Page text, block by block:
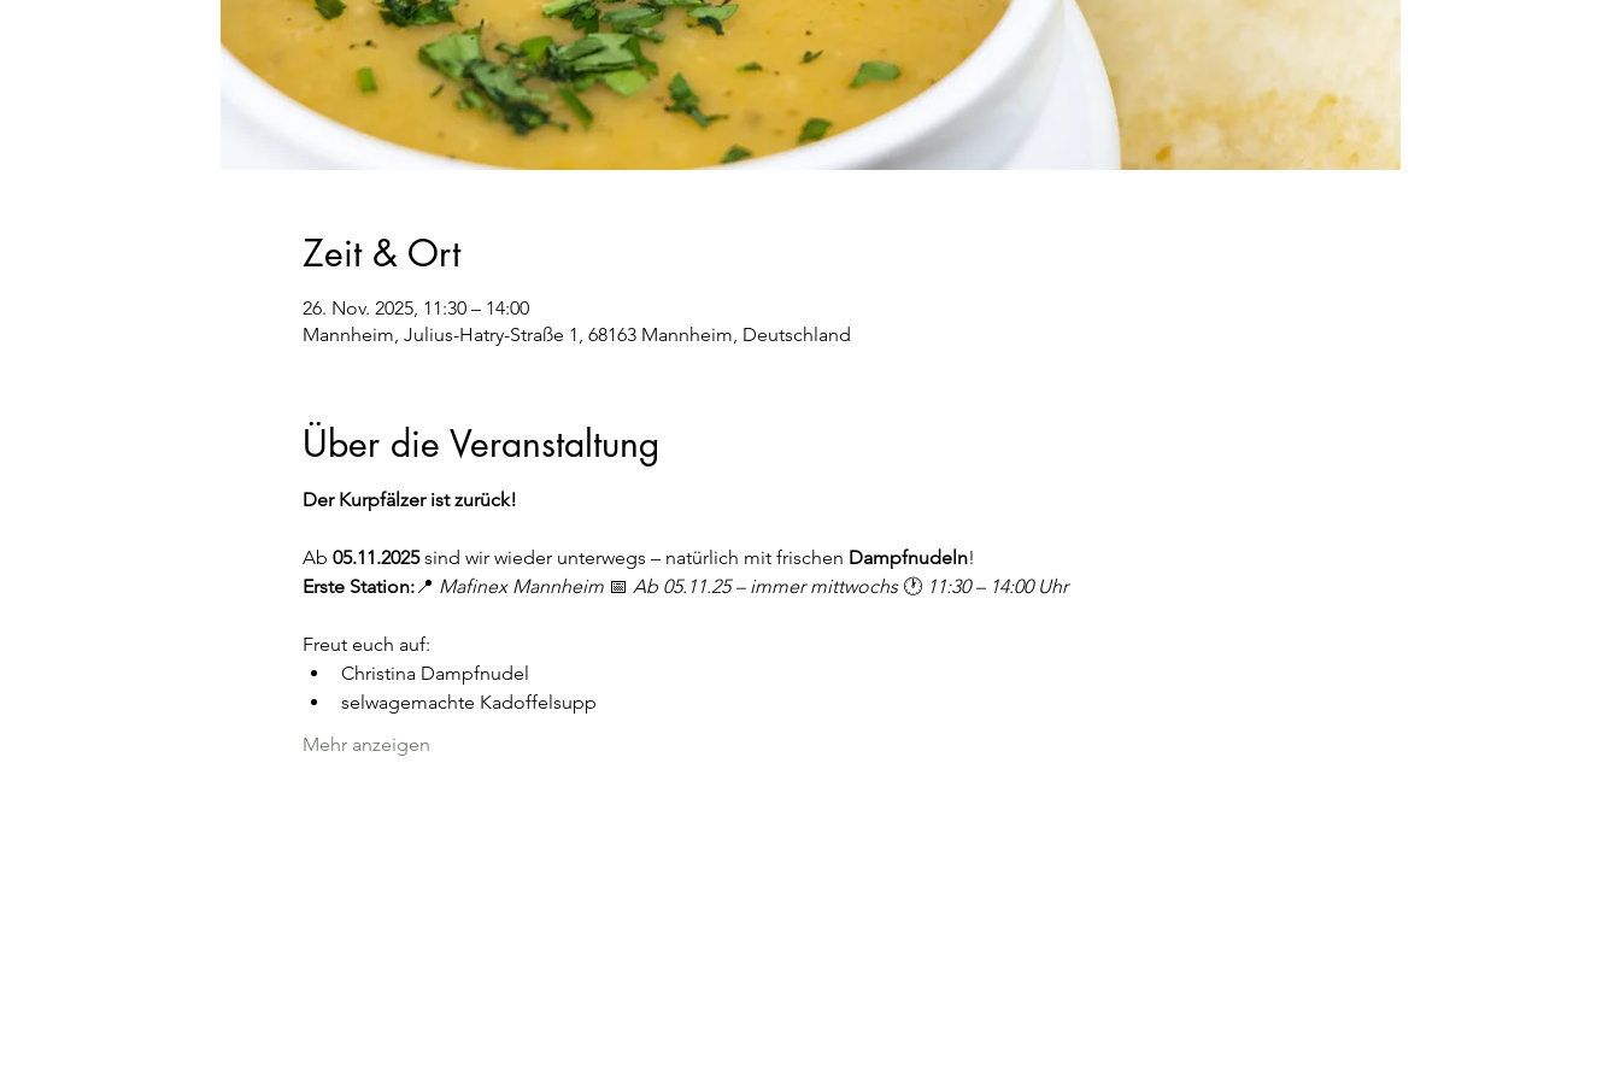
Zeit & Ort
26. Nov. 2025, 11:30 – 14:00
Mannheim, Julius-Hatry-Straße 1, 68163 Mannheim, Deutschland
Über die Veranstaltung
Der Kurpfälzer ist zurück!
Ab 05.11.2025 sind wir wieder unterwegs – natürlich mit frischen Dampfnudeln!
Erste Station:📍 Mafinex Mannheim 📅 Ab 05.11.25 – immer mittwochs 🕐 11:30 – 14:00 Uhr
Freut euch auf:
Christina Dampfnudel
selwagemachte Kadoffelsupp
Mehr anzeigen